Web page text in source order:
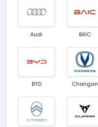
Audi BAIC
BYD Changan